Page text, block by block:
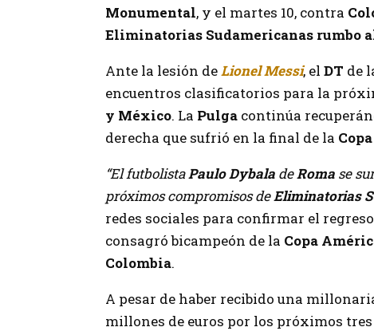
Monumental, y el martes 10, contra
Eliminatorias Sudamericanas rumbo
Ante la lesión deLionel Messi, el DT de
encuentros clasificatorios para la
y México. La Pulga continúa
derecha que sufrió en la final de la
“El futbolistaPaulo Dybala deRoma se
próximos compromisos deEliminatorias
redes sociales para confirmar el
consagró bicampeón de la Copa
Colombia.
A pesar de haber recibido una
millones de euros por los próximos